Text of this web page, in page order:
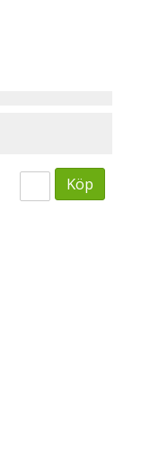
Köp